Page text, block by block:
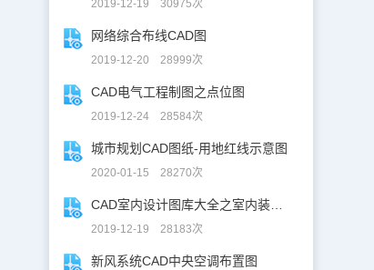
2019-12-19 30975次
网络综合布线CAD图
2019-12-20 28999次
CAD电气工程制图之点位图
2019-12-24 28584次
城市规划CAD图纸-用地红线示意图
2020-01-15 28270次
2019-12-19 28183次
新风系统CAD中央空调布置图